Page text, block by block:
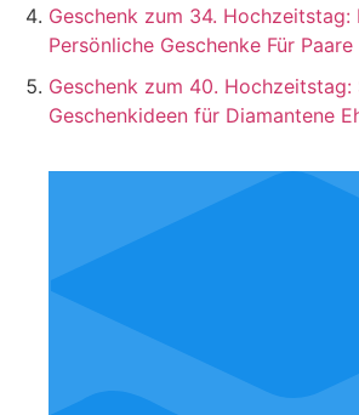
Geschenk zum 34. Hochzeitstag:
Persönliche Geschenke Für Paare
Geschenk zum 40.
Geschenkideen für Diamantene